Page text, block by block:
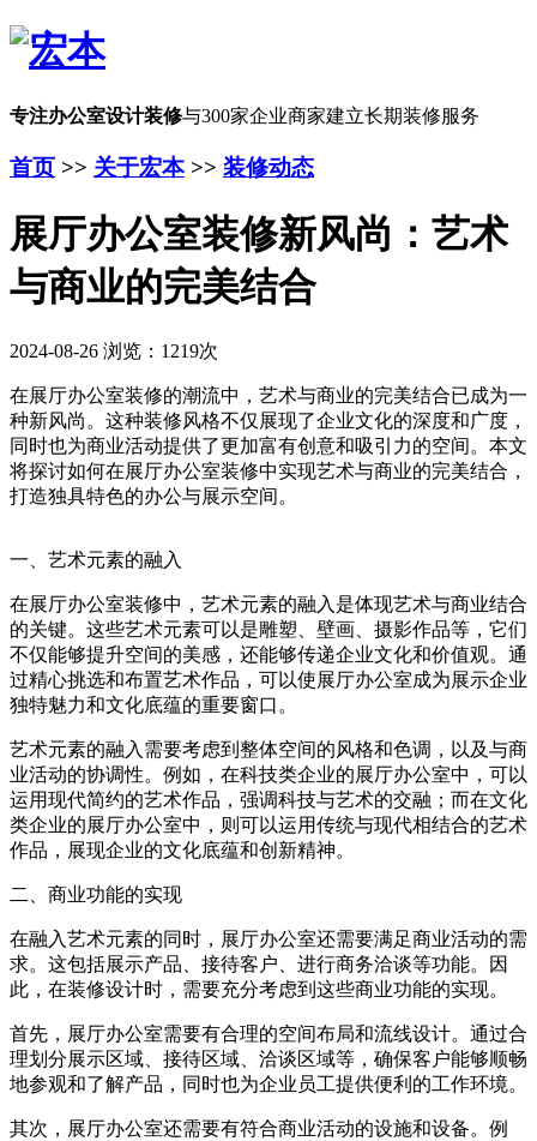
专注办公室设计装修与300家企业商家建立长期装修服务
首页 >> 关于宏本>> 装修动态
展厅办公室装修新风尚：艺术
与商业的完美结合
2024-08-26 浏览：1219次
在展厅办公室装修的潮流中，艺术与商业的完美结合已成为一
种新风尚。这种装修风格不仅展现了企业文化的深度和广度，
同时也为商业活动提供了更加富有创意和吸引力的空间。本文
将探讨如何在展厅办公室装修中实现艺术与商业的完美结合，
打造独具特色的办公与展示空间。
一、艺术元素的融入
在展厅办公室装修中，艺术元素的融入是体现艺术与商业结合
的关键。这些艺术元素可以是雕塑、壁画、摄影作品等，它们
不仅能够提升空间的美感，还能够传递企业文化和价值观。通
过精心挑选和布置艺术作品，可以使展厅办公室成为展示企业
独特魅力和文化底蕴的重要窗口。
艺术元素的融入需要考虑到整体空间的风格和色调，以及与商
业活动的协调性。例如，在科技类企业的展厅办公室中，可以
运用现代简约的艺术作品，强调科技与艺术的交融；而在文化
类企业的展厅办公室中，则可以运用传统与现代相结合的艺术
作品，展现企业的文化底蕴和创新精神。
二、商业功能的实现
在融入艺术元素的同时，展厅办公室还需要满足商业活动的需
求。这包括展示产品、接待客户、进行商务洽谈等功能。因
此，在装修设计时，需要充分考虑到这些商业功能的实现。
首先，展厅办公室需要有合理的空间布局和流线设计。通过合
理划分展示区域、接待区域、洽谈区域等，确保客户能够顺畅
地参观和了解产品，同时也为企业员工提供便利的工作环境。
其次，展厅办公室还需要有符合商业活动的设施和设备。例